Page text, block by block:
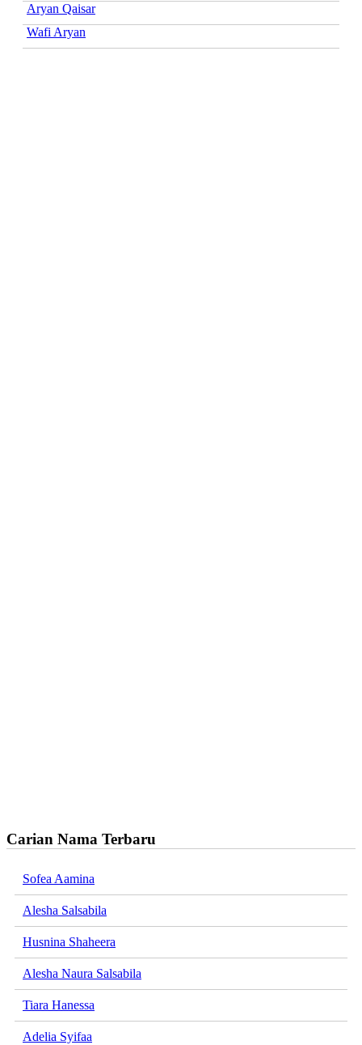
Aryan Qaisar
Wafi Aryan
Carian Nama Terbaru
Sofea Aamina
Alesha Salsabila
Husnina Shaheera
Alesha Naura Salsabila
Tiara Hanessa
Adelia Syifaa